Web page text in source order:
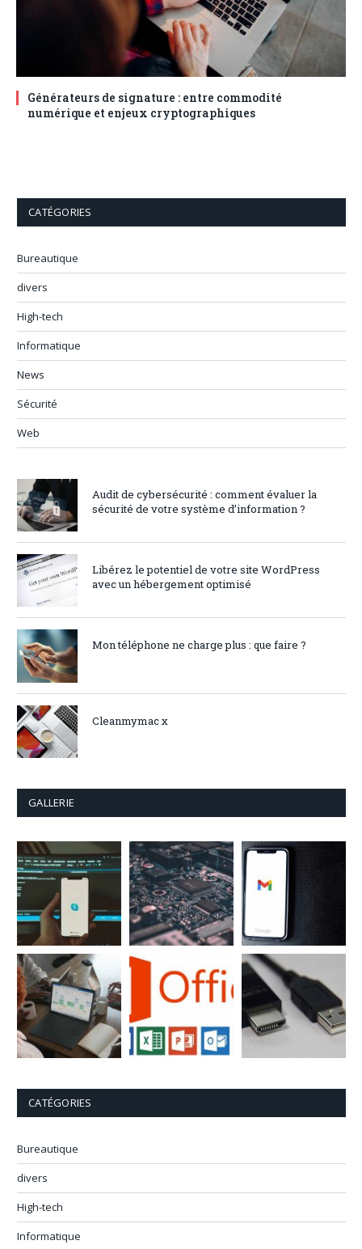
Générateurs de signature : entre commodité
numérique et enjeux cryptographiques
CATÉGORIES
Bureautique
divers
High-tech
Informatique
News
Sécurité
Web
Audit de cybersécurité : comment évaluer la
sécurité de votre système d’information ?
Libérez le potentiel de votre site WordPress
avec un hébergement optimisé
Mon téléphone ne charge plus : que faire ?
Cleanmymac x
GALLERIE
CATÉGORIES
Bureautique
divers
High-tech
Informatique